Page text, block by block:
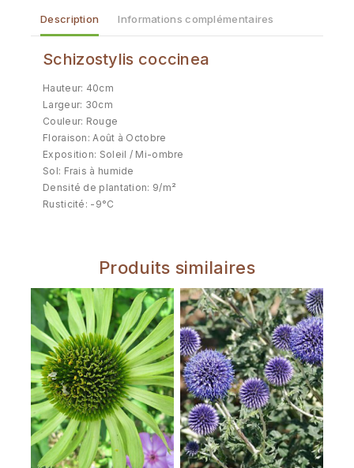
Description Informations complémentaires
Schizostylis coccinea
Hauteur: 40cm
Largeur: 30cm
Couleur: Rouge
Floraison: Août à Octobre
Exposition: Soleil / Mi-ombre
Sol: Frais à humide
Densité de plantation: 9/m²
Rusticité: -9°C
Produits similaires